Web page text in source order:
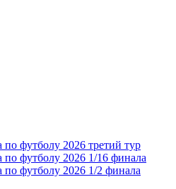
футболу 2026 третий тур
футболу 2026 1/16 финала
футболу 2026 1/2 финала